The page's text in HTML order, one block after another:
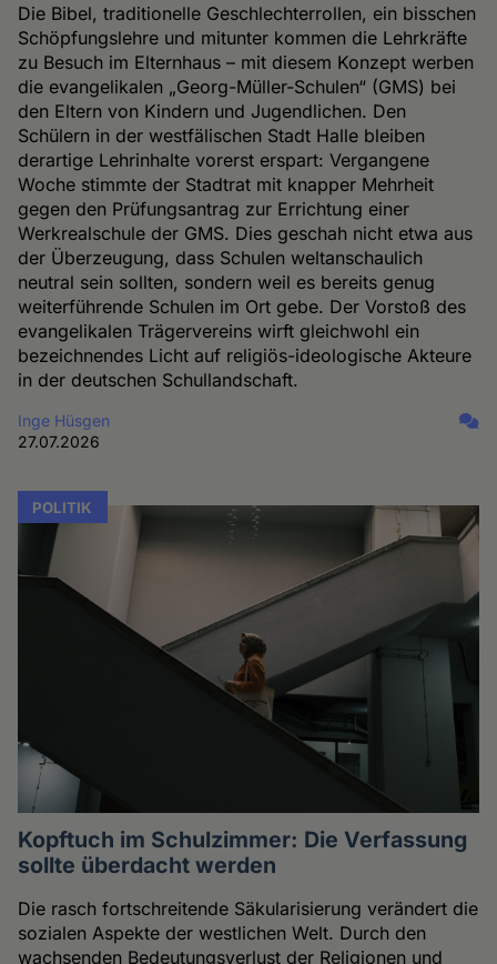
Die Bibel, traditionelle Geschlechterrollen, ein bisschen
Schöpfungslehre und mitunter kommen die Lehrkräfte
zu Besuch im Elternhaus – mit diesem Konzept werben
die evangelikalen „Georg-Müller-Schulen“ (GMS) bei
den Eltern von Kindern und Jugendlichen. Den
Schülern in der westfälischen Stadt Halle bleiben
derartige Lehrinhalte vorerst erspart: Vergangene
Woche stimmte der Stadtrat mit knapper Mehrheit
gegen den Prüfungsantrag zur Errichtung einer
Werkrealschule der GMS. Dies geschah nicht etwa aus
der Überzeugung, dass Schulen weltanschaulich
neutral sein sollten, sondern weil es bereits genug
weiterführende Schulen im Ort gebe. Der Vorstoß des
evangelikalen Trägervereins wirft gleichwohl ein
bezeichnendes Licht auf religiös-ideologische Akteure
in der deutschen Schullandschaft.
Inge Hüsgen
27.07.2026
POLITIK
Kopftuch im Schulzimmer: Die Verfassung
sollte überdacht werden
Die rasch fortschreitende Säkularisierung verändert die
sozialen Aspekte der westlichen Welt. Durch den
wachsenden Bedeutungsverlust der Religionen und